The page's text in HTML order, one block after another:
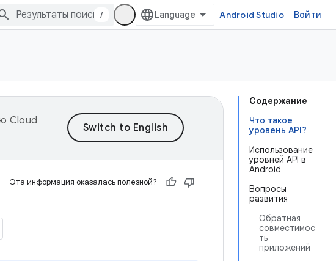
/ Android Studio Войти
Содержание
Что такое
уровень API?
Использование
уровней API в
Android
Вопросы
развития
Обратная
совместимос
ть
приложений
Cloud
Эта информация оказалась полезной?